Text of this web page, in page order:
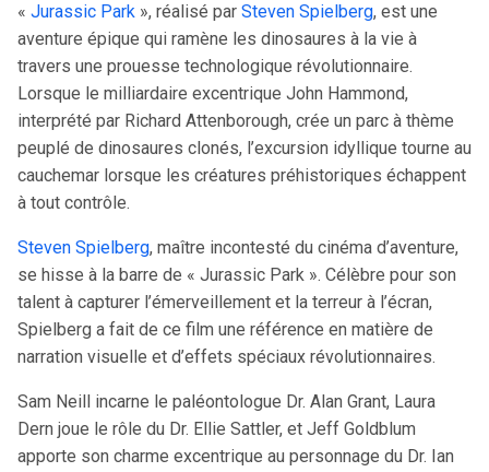
« Jurassic Park », réalisé par Steven Spielberg, est une
aventure épique qui ramène les dinosaures à la vie à
travers une prouesse technologique révolutionnaire.
Lorsque le milliardaire excentrique John Hammond,
interprété par Richard Attenborough, crée un parc à thème
peuplé de dinosaures clonés, l’excursion idyllique tourne au
cauchemar lorsque les créatures préhistoriques échappent
à tout contrôle.
Steven Spielberg, maître incontesté du cinéma d’aventure,
se hisse à la barre de « Jurassic Park ». Célèbre pour son
talent à capturer l’émerveillement et la terreur à l’écran,
Spielberg a fait de ce film une référence en matière de
narration visuelle et d’effets spéciaux révolutionnaires.
Sam Neill incarne le paléontologue Dr. Alan Grant, Laura
Dern joue le rôle du Dr. Ellie Sattler, et Jeff Goldblum
apporte son charme excentrique au personnage du Dr. Ian